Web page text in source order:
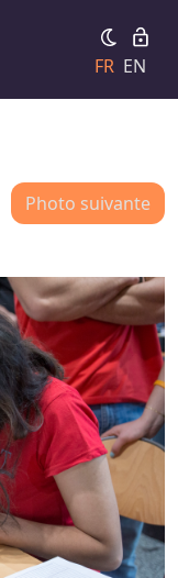
FR EN
Photo suivante